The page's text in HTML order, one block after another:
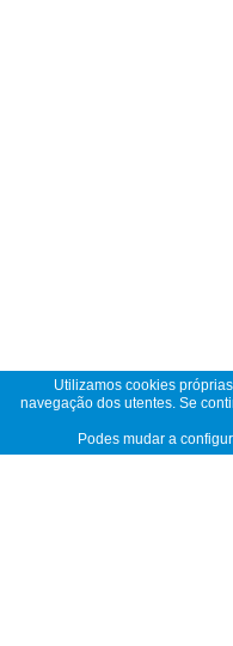
Utilizamos cookies
navegação dos utentes. Se
Podes mudar a